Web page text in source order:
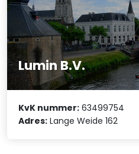
Lumin B.V.
KvK nummer: 63499754
Adres: Lange Weide 162